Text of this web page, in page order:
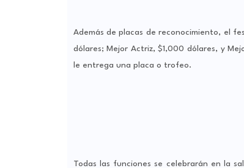
Además de placas de reconocimiento, el
dólares; Mejor Actriz, $1,000 dólares, y
le entrega una placa o trofeo.
Todas las funciones se celebrarán en la